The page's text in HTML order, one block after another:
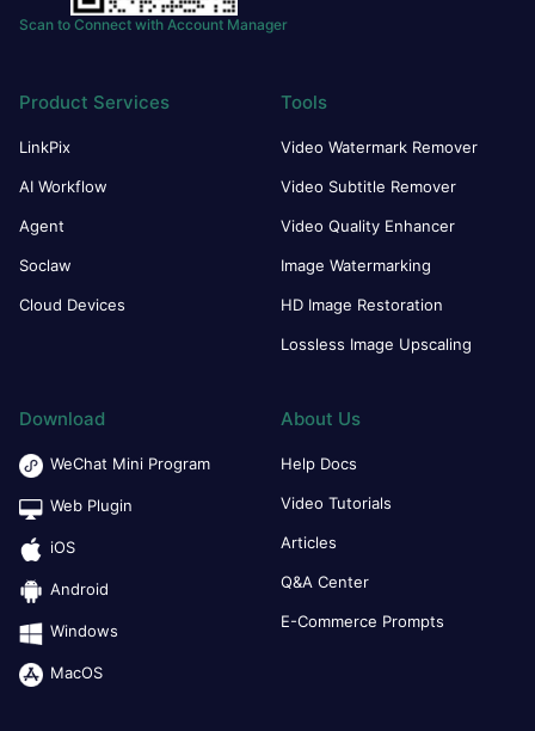
Scan to Connect with Account Manager
Product Services
LinkPix
AI Workflow
Agent
Soclaw
Cloud Devices
Tools
Video Watermark Remover
Video Subtitle Remover
Video Quality Enhancer
Image Watermarking
HD Image Restoration
Lossless Image Upscaling
Download
WeChat Mini Program
Web Plugin
iOS
Android
Windows
MacOS
About Us
Help Docs
Video Tutorials
Articles
Q&A Center
E-Commerce Prompts